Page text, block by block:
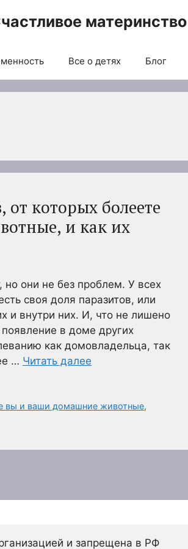
материнство
Все о детях Блог
от которых болеете
и как их
они не без проблем. У всех
своя доля паразитов, или
и внутри них. И, что не лишено
в доме других
как домовладельца, так
… Читать далее
вы и ваши домашние животные,
и запрещена в РФ